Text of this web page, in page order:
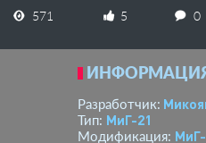
571 5 0
Разработчик:
Тип: МиГ-21
Модификация: